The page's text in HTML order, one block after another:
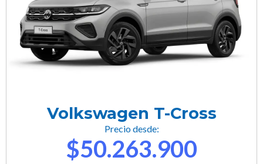
Volkswagen T-Cross
Precio desde:
$50.263.900